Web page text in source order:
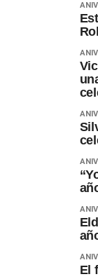
El